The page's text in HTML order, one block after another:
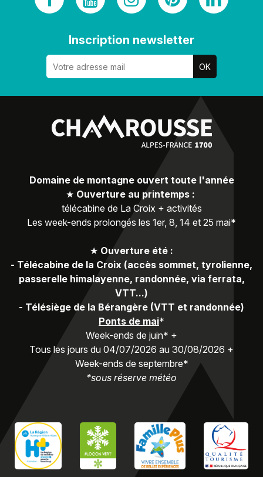
Inscription newsletter
Domaine de montagne ouvert toute l'année
★ Ouverture au printemps :
télécabine de La Croix + activités
Les week-ends prolongés les 1er, 8, 14 et 25 mai*
★ Ouverture été :
- Télécabine de la Croix (accès sommet, tyrolienne,
passerelle himalayenne, randonnée, via ferrata,
VTT...)
- Télésiège de la Bérangère (VTT et randonnée)
Ponts de mai*
Week-ends de juin* +
Tous les jours du 04/07/2026 au 30/08/2026 +
Week-ends de septembre*
*sous réserve météo